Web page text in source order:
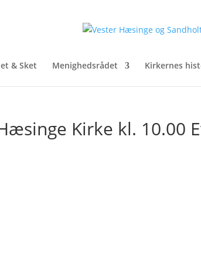
& Sket Menighedsrådet Kirkernes
Kirke kl. 10.00